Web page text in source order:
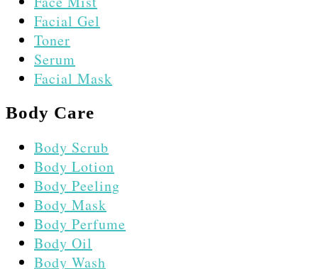
Facial Gel
Toner
Serum
Facial Mask
Body Care
Body Scrub
Body Lotion
Body Peeling
Body Mask
Body Perfume
Body Oil
Body Wash